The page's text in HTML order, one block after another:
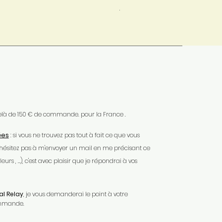
de 150 € de commande. pour la France .
: si vous ne trouvez pas tout à fait ce que vous
pas à m'envoyer un mail en me précisant ce
, …), c'est avec plaisir que je répondrai à vos
Relay, je vous demanderai le point à votre